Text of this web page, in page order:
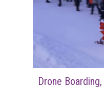
Drone